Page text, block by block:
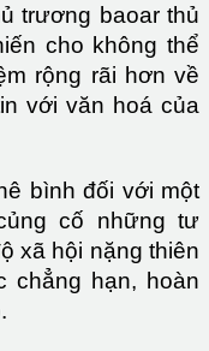
trương baoar thủ
cho không thể
rộng rãi hơn về
với văn hoá của
bình đối với một
cố những tư
xã hội nặng thiên
chẳng hạn, hoàn